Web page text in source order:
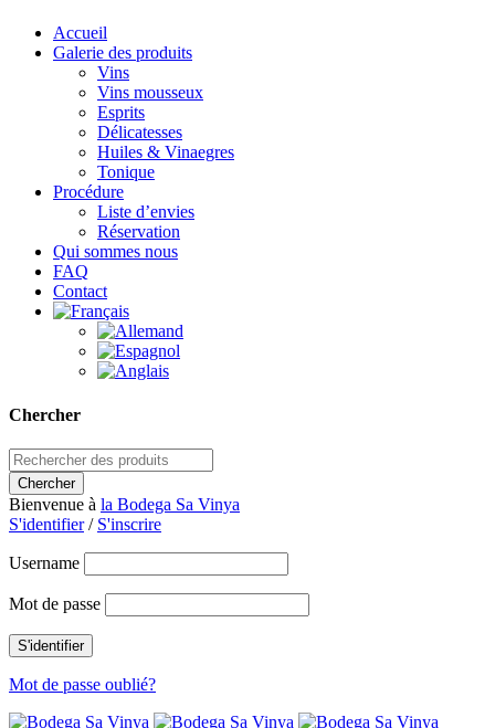
Accueil
Galerie des produits
Vins
Vins mousseux
Esprits
Délicatesses
Huiles & Vinaegres
Tonique
Procédure
Liste d’envies
Réservation
Qui sommes nous
FAQ
Contact
Chercher
Bienvenue à la Bodega Sa Vinya
S'identifier/ S'inscrire
Username
Mot de passe
Mot de passe oublié?